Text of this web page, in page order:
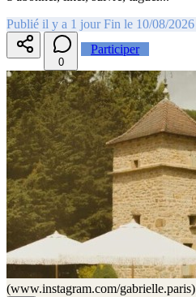
Publié il y a 1 jour Fin le 10/08/2026
0
Participer
(www.instagram.com/gabrielle.paris)